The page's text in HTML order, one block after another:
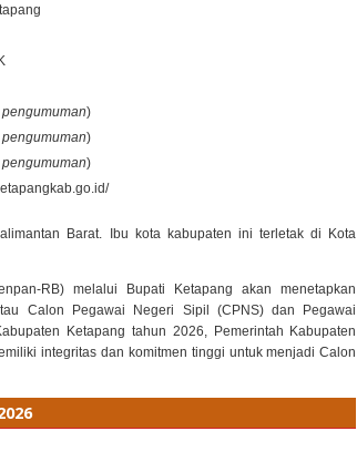
)
)
)
Barat. Ibu kota kabupaten ini terletak di Kota
RB) melalui Bupati Ketapang akan menetapkan
Calon Pegawai Negeri Sipil (CPNS) dan Pegawai
Ketapang tahun 2026, Pemerintah Kabupaten
integritas dan komitmen tinggi untuk menjadi Calon